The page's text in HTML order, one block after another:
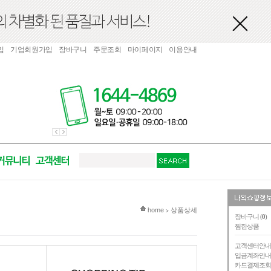
장바구니 (0)
찜한상품
고객센터안내
입금계좌안내
카드결제조회
기업회원가입 장바구니 주문조회 마이페이지 이용안내
현재 위치
home > 상품상세